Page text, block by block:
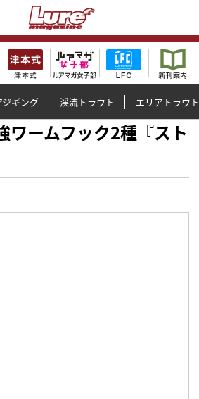
ジギング 渓流トラウト エリアトラウト
ームフック2種『スト